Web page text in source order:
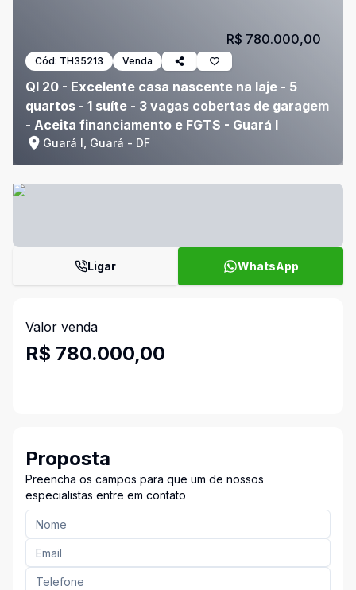
Cód: TH35213 Venda
QI 20 - Excelente casa nascente na laje - 5
quartos - 1 suíte - 3 vagas cobertas de garagem
- Aceita financiamento e FGTS - Guará I
Guará I, Guará - DF
R$ 780.000,00
Ligar WhatsApp
Valor venda
R$ 780.000,00
Proposta
Preencha os campos para que um de nossos
especialistas entre em contato